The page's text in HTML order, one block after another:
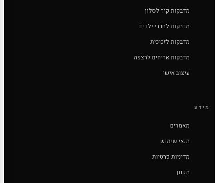
מדבקות קיר לסלון
מדבקות לחדרי ילדים
מדבקות לזכוכית
מדבקות אריחים לרצפה
עיצוב אישי
מידע
מאמרים
תנאי שימוש
מדיניות פרטיות
תקנון